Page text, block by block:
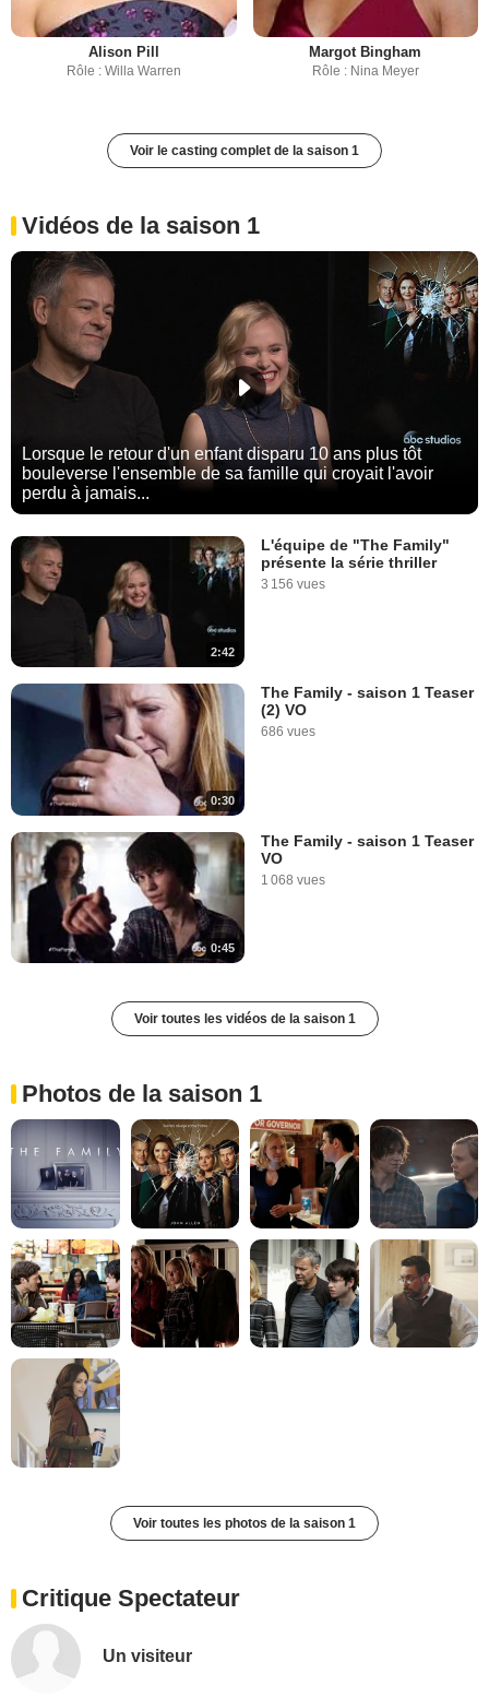
Alison Pill
Rôle : Willa Warren
Margot Bingham
Rôle : Nina Meyer
Voir le casting complet de la saison 1
Vidéos de la saison 1
Lorsque le retour d'un enfant disparu 10 ans plus tôt
bouleverse l'ensemble de sa famille qui croyait l'avoir
perdu à jamais...
2:42
L'équipe de "The Family"
présente la série thriller
3 156 vues
0:30
The Family - saison 1 Teaser
(2) VO
686 vues
0:45
The Family - saison 1 Teaser
VO
1 068 vues
Voir toutes les vidéos de la saison 1
Photos de la saison 1
Voir toutes les photos de la saison 1
Critique Spectateur
Un visiteur